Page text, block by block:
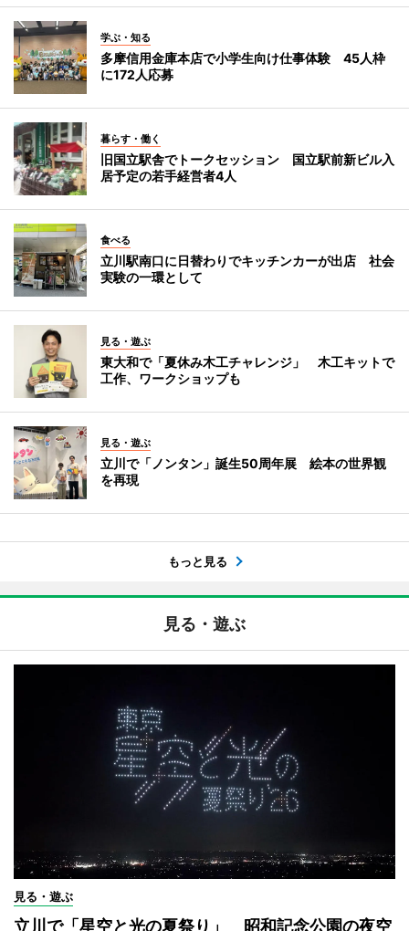
学ぶ・知る
多摩信用金庫本店で小学生向け仕事体験 45人枠
に172人応募
暮らす・働く
旧国立駅舎でトークセッション 国立駅前新ビル入
居予定の若手経営者4人
食べる
立川駅南口に日替わりでキッチンカーが出店 社会
実験の一環として
見る・遊ぶ
東大和で「夏休み木工チャレンジ」 木工キットで
工作、ワークショップも
見る・遊ぶ
立川で「ノンタン」誕生50周年展 絵本の世界観
を再現
もっと見る
見る・遊ぶ
見る・遊ぶ
立川で「星空と光の夏祭り」 昭和記念公園の夜空